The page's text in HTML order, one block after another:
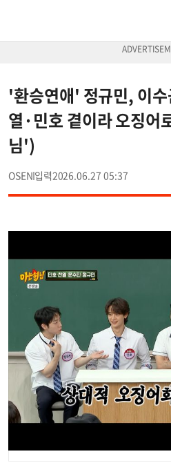
'환승연애' 정규민, 이
열·민호 곁이라 오징
님')
OSEN 2026.06.27 05:37